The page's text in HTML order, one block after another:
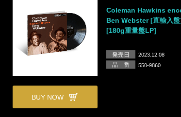
BUY NOW
Coleman Hawkins
Ben Webster [直輸入
[180g重量盤LP]
発売日 2023.12.08
品 番 550-9860